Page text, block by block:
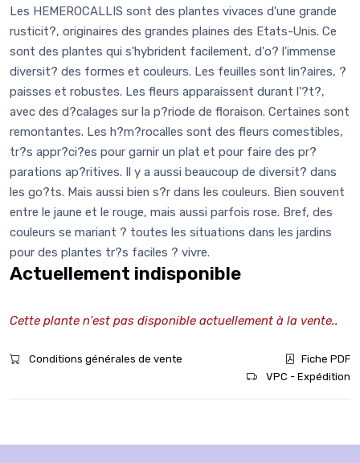
Les HEMEROCALLIS sont des plantes vivaces d'une grande
rusticit?, originaires des grandes plaines des Etats-Unis. Ce
sont des plantes qui s'hybrident facilement, d'o? l'immense
diversit? des formes et couleurs. Les feuilles sont lin?aires, ?
paisses et robustes. Les fleurs apparaissent durant l'?t?,
avec des d?calages sur la p?riode de floraison. Certaines sont
remontantes. Les h?m?rocalles sont des fleurs comestibles,
tr?s appr?ci?es pour garnir un plat et pour faire des pr?
parations ap?ritives. Il y a aussi beaucoup de diversit? dans
les go?ts. Mais aussi bien s?r dans les couleurs. Bien souvent
entre le jaune et le rouge, mais aussi parfois rose. Bref, des
couleurs se mariant ? toutes les situations dans les jardins
pour des plantes tr?s faciles ? vivre.
Actuellement indisponible
Cette plante n'est pas disponible actuellement à la vente..
Conditions générales de vente
Fiche PDF
VPC - Expédition